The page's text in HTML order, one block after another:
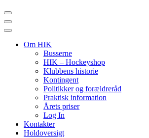
Navigation
menu
Navigation
menu
Om HIK
Busserne
HIK – Hockeyshop
Klubbens historie
Kontingent
Politikker og forældreråd
Praktisk information
Årets priser
Log In
Kontakter
Holdoversigt